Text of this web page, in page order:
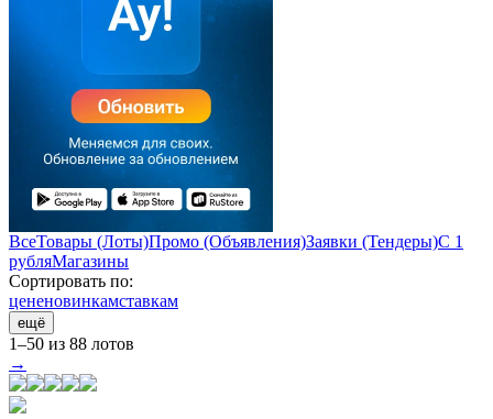
ВсеТовары (Лоты)Промо (Объявления)Заявки (Тендеры)С 1
рубляМагазины
Сортировать по:
цененовинкамставкам
ещё
1–50 из 88 лотов
→